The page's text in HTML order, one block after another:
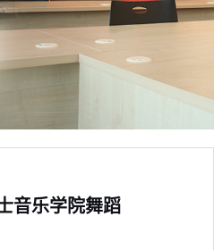
音乐学院舞蹈